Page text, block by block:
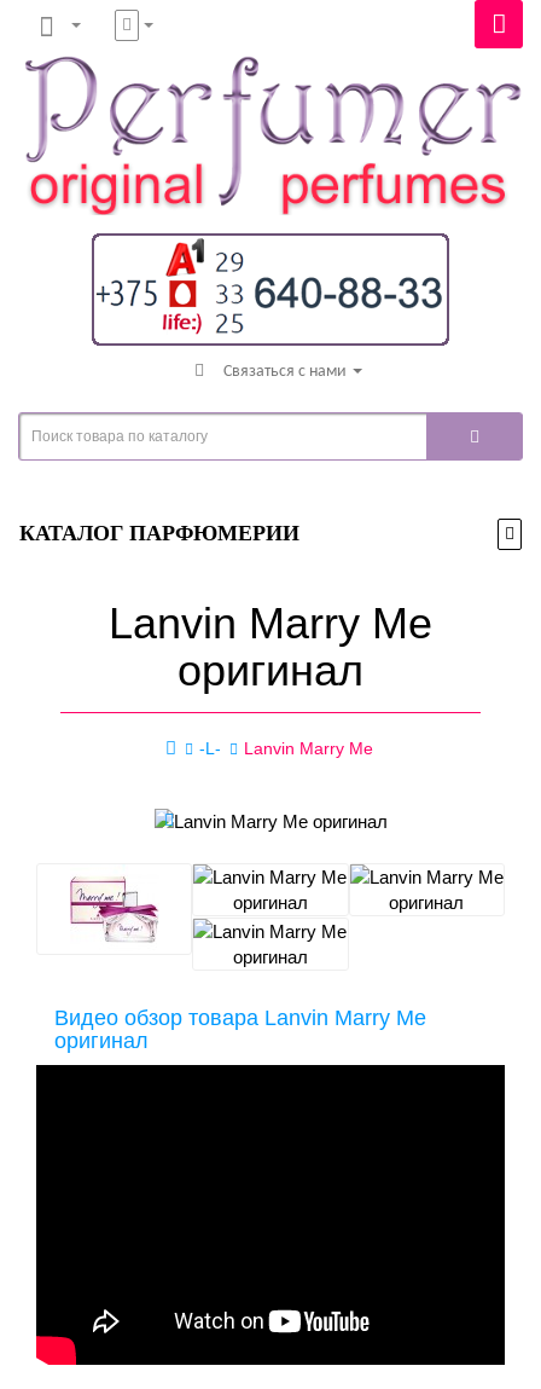
Связаться с нами
КАТАЛОГ ПАРФЮМЕРИИ
Lanvin Marry Me
оригинал
-L- Lanvin Marry Me
Видео обзор товара Lanvin Marry Me
оригинал